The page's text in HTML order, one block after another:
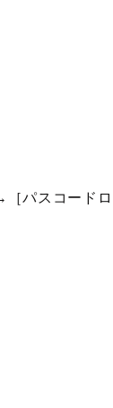
パスコード